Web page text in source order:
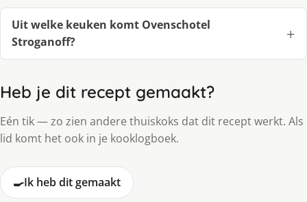
Uit welke keuken komt Ovenschotel
Stroganoff?
Heb je dit recept gemaakt?
Eén tik — zo zien andere thuiskoks dat dit recept werkt. Als
lid komt het ook in je kooklogboek.
🍳Ik heb dit gemaakt